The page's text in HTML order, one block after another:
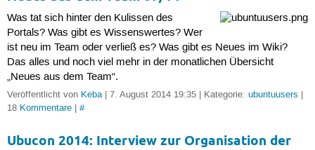
Was tat sich hinter den Kulissen des
Portals? Was gibt es Wissenswertes? Wer
ist neu im Team oder verließ es? Was gibt es Neues im Wiki?
Das alles und noch viel mehr in der monatlichen Übersicht
„Neues aus dem Team“.
Veröffentlicht von Keba| 7. August 2014 19:35 | Kategorie: ubuntuusers |
18 Kommentare| #
Ubucon 2014: Interview zur Organisation der